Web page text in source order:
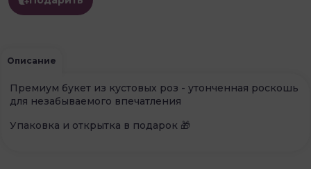
Описание
Премиум букет из кустовых роз - утонченная роскошь
для незабываемого впечатления
Упаковка и открытка в подарок 🎁